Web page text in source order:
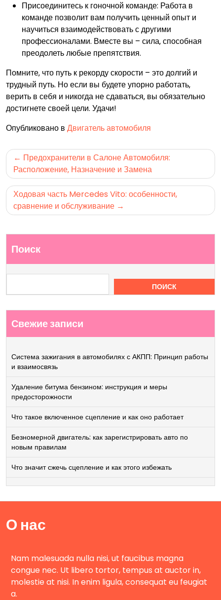
Присоединитесь к гоночной команде: Работа в
команде позволит вам получить ценный опыт и
научиться взаимодействовать с другими
профессионалами. Вместе вы – сила‚ способная
преодолеть любые препятствия.
Помните‚ что путь к рекорду скорости – это долгий и
трудный путь. Но если вы будете упорно работать‚
верить в себя и никогда не сдаваться‚ вы обязательно
достигнете своей цели. Удачи!
Опубликовано в Двигатель автомобиля
Навигация
по
записям
Предохранители в Салоне Автомобиля:
Расположение‚ Назначение и Замена
Ходовая часть Mercedes Vito: особенности,
сравнение и обслуживание
Поиск
ПОИСК
Свежие записи
Система зажигания в автомобилях с АКПП: Принцип работы
и взаимосвязь
Удаление битума бензином: инструкция и меры
предосторожности
Что такое включенное сцепление и как оно работает
Безномерной двигатель: как зарегистрировать авто по
новым правилам
Что значит сжечь сцепление и как этого избежать
О нас
Nam malesuada nulla nisi, ut faucibus magna
congue nec. Ut libero tortor, tempus at auctor in,
molestie at nisi. In enim ligula, consequat eu feugiat
a.